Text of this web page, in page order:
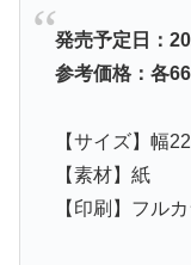
発売予定日：
参考価格：各
【サイズ】幅
【素材】紙
【印刷】フル